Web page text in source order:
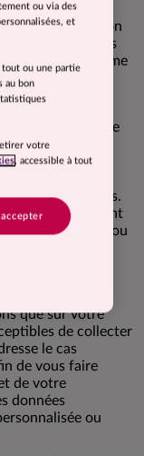
l'objet d'une
d'adéquation
les clauses types
niveau conforme
obligatoire ou
du principe de
: seules sont
ou
comme
téléphoniques.
téléphone peuvent
J'AIME ou
lesquels
que sur votre
de collecter
le cas
de vous faire
de votre
données
ou
ou via des
et
tout ou une partie
au bon
votre
, accessible à tout